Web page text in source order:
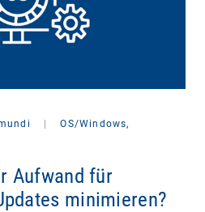
OS/Windows,
Aufwand für
minimieren?